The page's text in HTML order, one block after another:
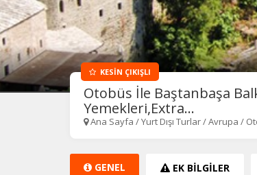
KESİN ÇIKIŞLI
Otobüs İle Baştanbaşa
Yemekleri,Extra...
Ana Sayfa /Yurt Dışı Turlar/Avrupa /
GENEL EK BİLGİLER